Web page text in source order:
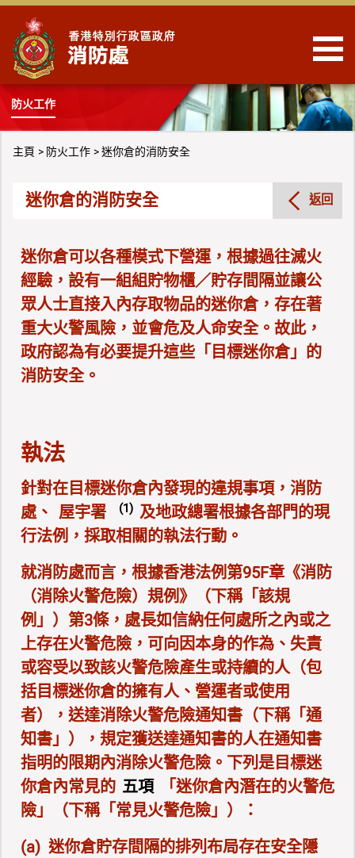
跳到內容
防火工作
主頁 防火工作 迷你倉的消防安全
迷你倉的消防安全 返回
迷你倉可以各種模式下營運，根據過往滅火
經驗，設有一組組貯物櫃／貯存間隔並讓公
眾人士直接入內存取物品的迷你倉，存在著
重大火警風險，並會危及人命安全。故此，
政府認為有必要提升這些「目標迷你倉」的
消防安全。
執法
針對在目標迷你倉內發現的違規事項，消防
處、
屋宇署 (1) 及地政總署根據各部門的現
行法例，採取相關的執法行動。
就消防處而言，根據香港法例第95F章《消防
（消除火警危險）規例》（下稱「該規
例」）第3條，處長如信納任何處所之內或之
上存在火警危險，可向因本身的作為、失責
或容受以致該火警危險產生或持續的人（包
括目標迷你倉的擁有人、營運者或使用
者），送達消除火警危險通知書（下稱「通
知書」），規定獲送達通知書的人在通知書
指明的限期內消除火警危險。下列是目標迷
你倉內常見的 五項
「迷你倉內潛在的火警危
險」（下稱「常見火警危險」）：
(a) 迷你倉貯存間隔的排列布局存在安全隱